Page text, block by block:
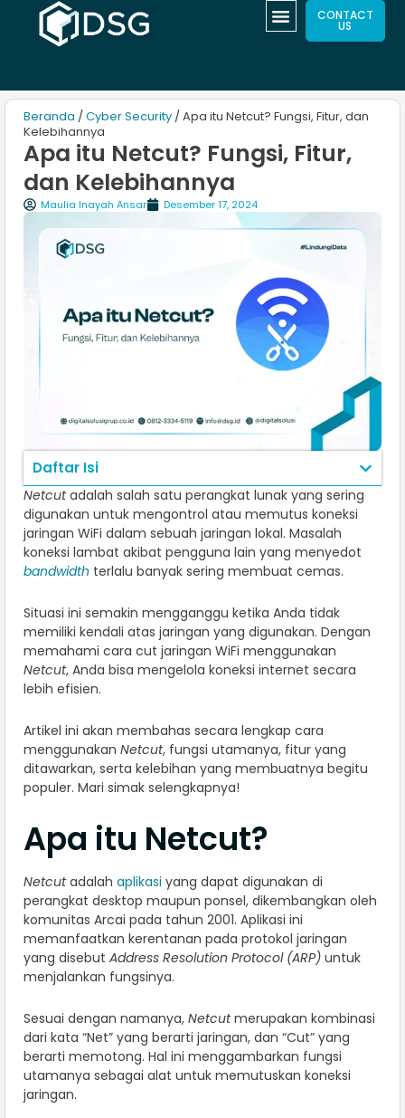
CONTACT
US
Beranda / Cyber Security / Apa itu Netcut? Fungsi, Fitur, dan
Kelebihannya
Apa itu Netcut? Fungsi, Fitur,
dan Kelebihannya
Maulia Inayah Ansar Desember 17, 2024
Daftar Isi
Netcutadalah salah satu perangkat lunak yang sering
digunakan untuk mengontrol atau memutus koneksi
jaringan WiFi dalam sebuah jaringan lokal. Masalah
koneksi lambat akibat pengguna lain yang menyedot
bandwidth terlalu banyak sering membuat cemas.
Situasi ini semakin mengganggu ketika Anda tidak
memiliki kendali atas jaringan yang digunakan. Dengan
memahami cara cut jaringan WiFi menggunakan
Netcut, Anda bisa mengelola koneksi internet secara
lebih efisien.
Artikel ini akan membahas secara lengkap cara
menggunakan Netcut, fungsi utamanya, fitur yang
ditawarkan, serta kelebihan yang membuatnya begitu
populer. Mari simak selengkapnya!
Apa itu Netcut?
Netcutadalah aplikasi yang dapat digunakan di
perangkat desktop maupun ponsel, dikembangkan oleh
komunitas Arcai pada tahun 2001. Aplikasi ini
memanfaatkan kerentanan pada protokol jaringan
yang disebut Address Resolution Protocol (ARP) untuk
menjalankan fungsinya.
Sesuai dengan namanya, Netcutmerupakan kombinasi
dari kata “Net” yang berarti jaringan, dan “Cut” yang
berarti memotong. Hal ini menggambarkan fungsi
utamanya sebagai alat untuk memutuskan koneksi
jaringan.